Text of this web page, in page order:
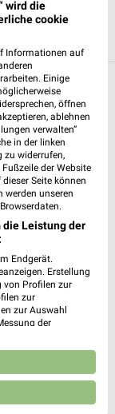
in und
wird die
cookie
Informationen auf
Einige
öffnen
ablehnen
verwalten“
in der linken
zu widerrufen,
der Website
Seite können
werden unseren
die Leistung der
Endgerät.
Erstellung
von Profilen zur
zur
zur Auswahl
der
Entwicklung und
zur Auswahl
und in die